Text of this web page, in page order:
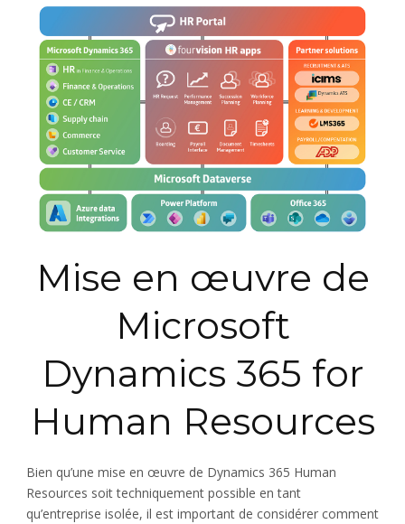
Mise en œuvre de
Microsoft
Dynamics 365 for
Human Resources
Bien qu’une mise en œuvre de Dynamics 365 Human
Resources soit techniquement possible en tant
qu’entreprise isolée, il est important de considérer comment